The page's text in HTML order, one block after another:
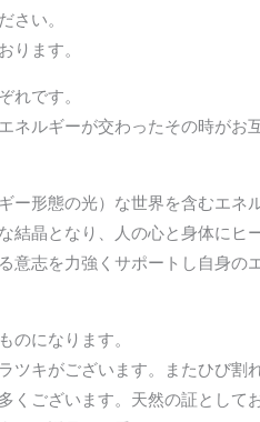
さい。
ります。
れです。
ネルギーが交わったその時がお
形態の光）な世界を含むエネ
結晶となり、人の心と身体にヒ
志を力強くサポートし自身の
のになります。
ツキがございます。またひび
ございます。天然の証として